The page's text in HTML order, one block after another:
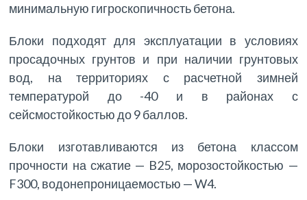
минимальную гигроскопичность бетона.
Блоки подходят для эксплуатации в условиях
просадочных грунтов и при наличии грунтовых
вод, на территориях с расчетной зимней
температурой до -40 и в районах с
сейсмостойкостью до 9 баллов.
Блоки изготавливаются из бетона классом
прочности на сжатие — B25, морозостойкостью —
F300, водонепроницаемостью — W4.